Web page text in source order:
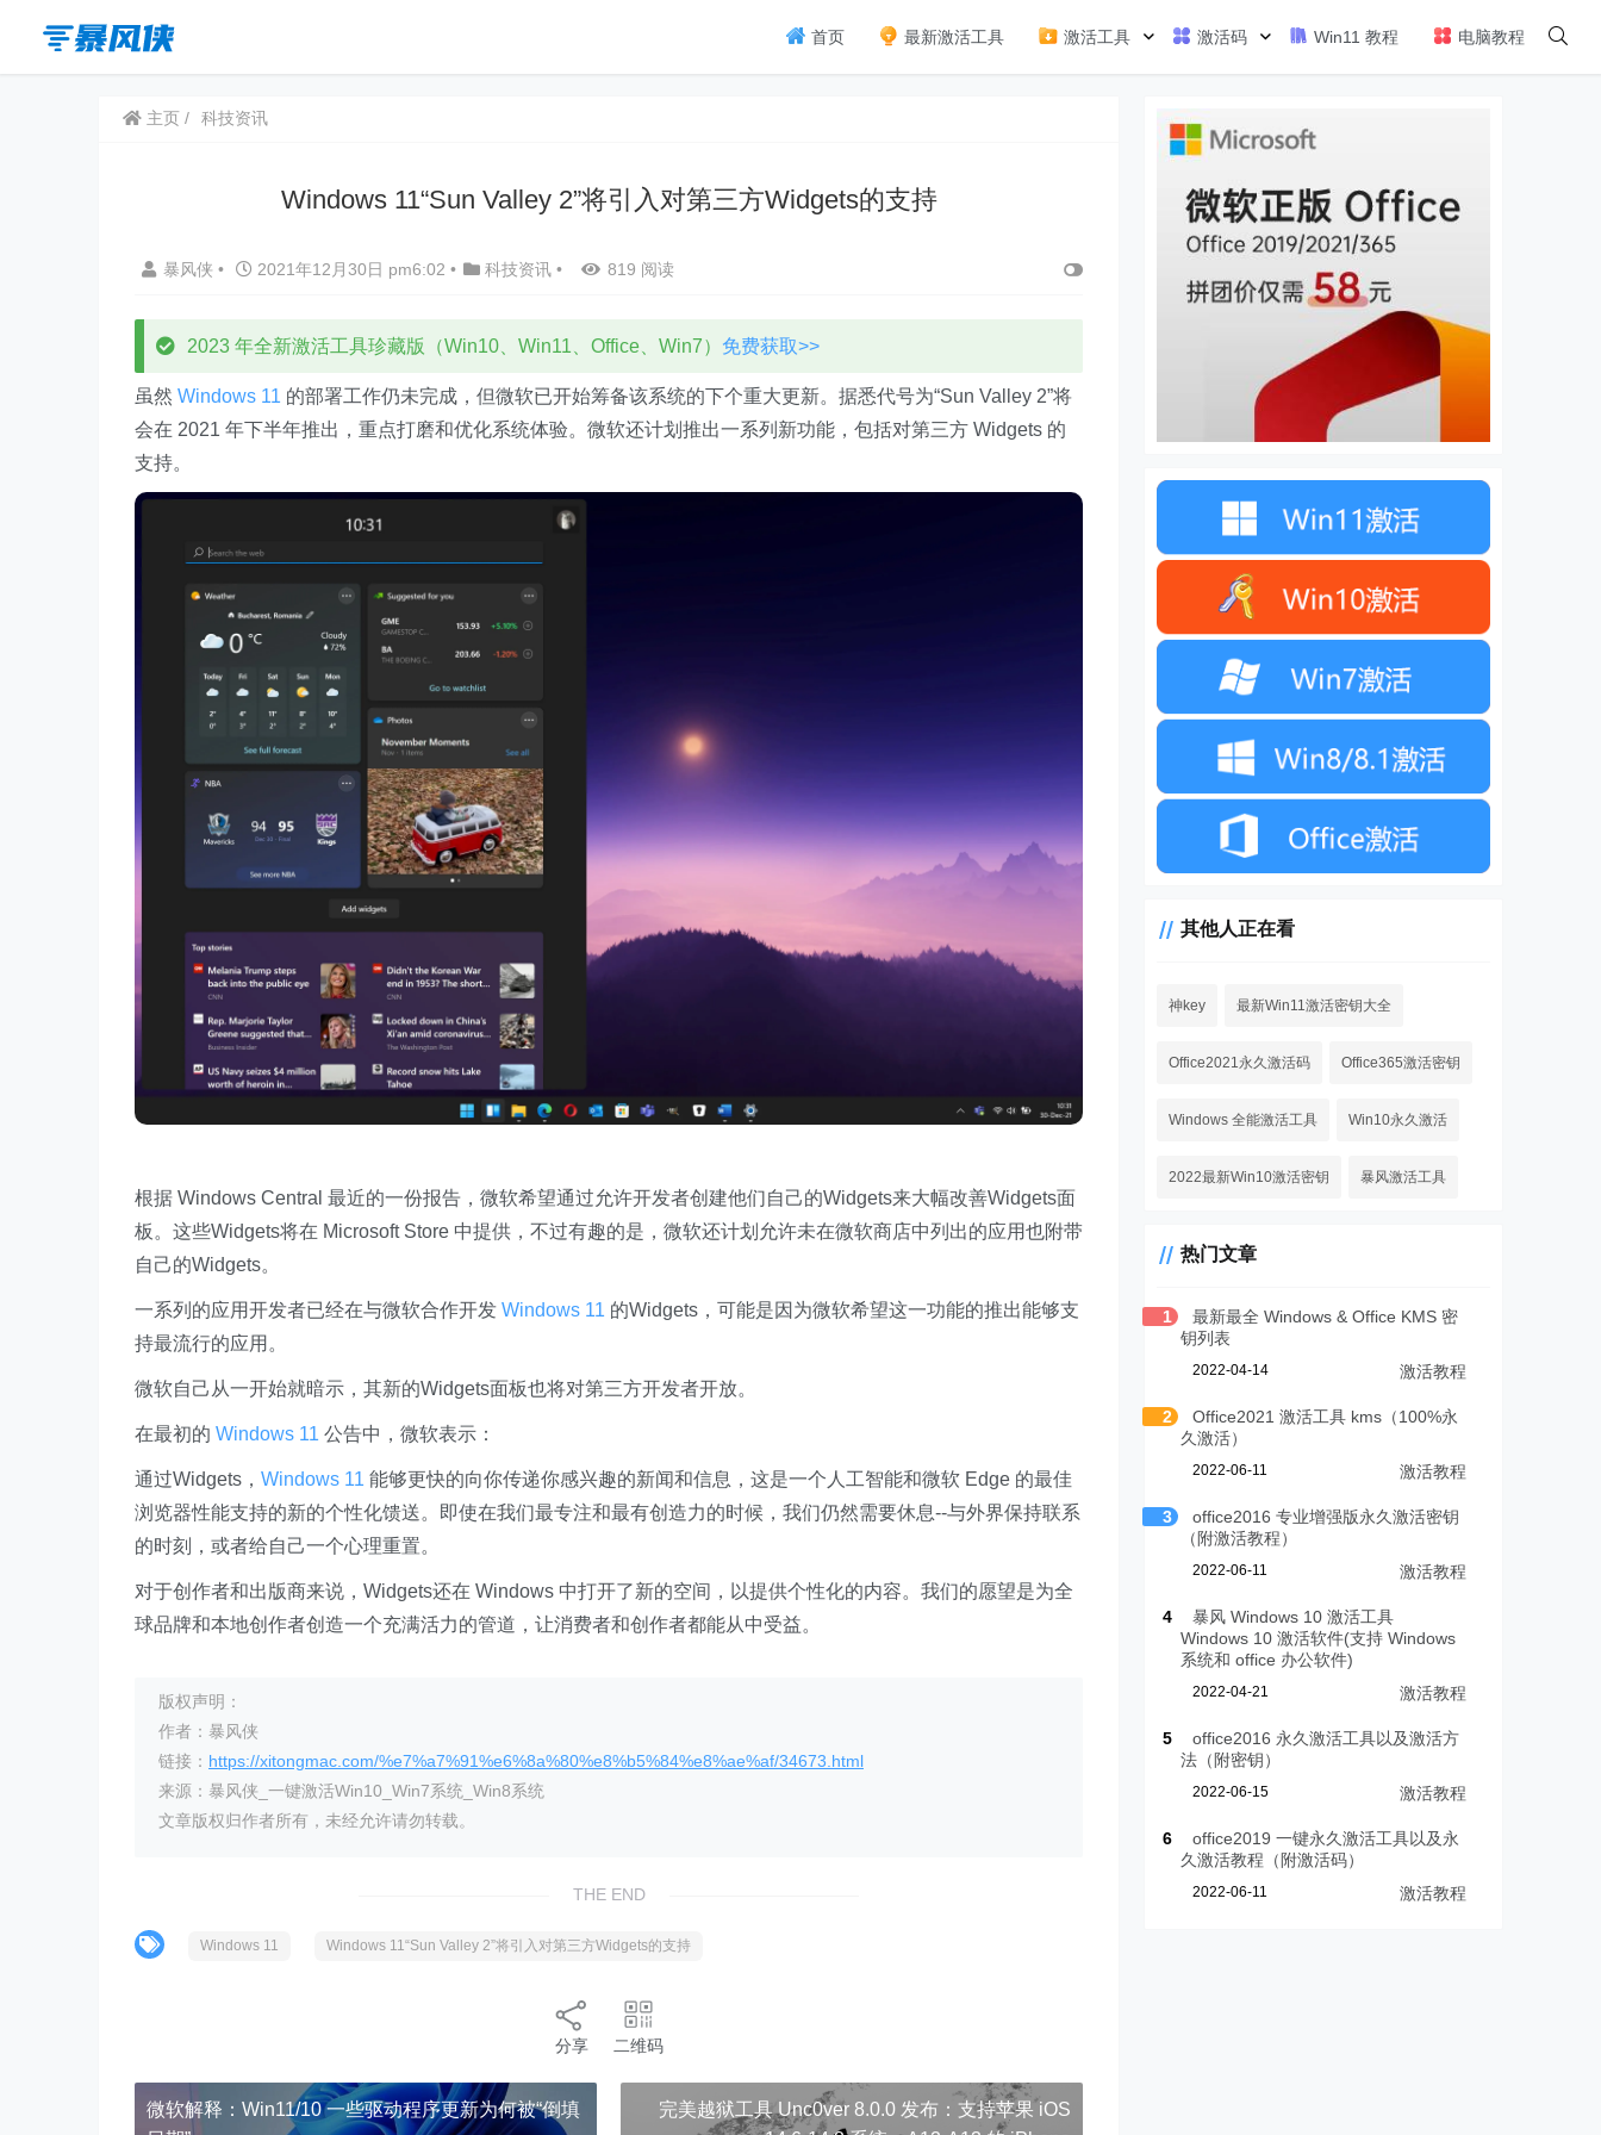
首页 最新激活工具 激活工具 激活码 Win11 教程 电脑教程
主页 科技资讯
Windows 11“Sun Valley 2”将引入对第三方Widgets的支持
暴风侠 • 2021年12月30日 pm6:02 • 科技资讯 • 819 阅读
2023 年全新激活工具珍藏版（Win10、Win11、Office、Win7） 免费获取>>
虽然 Windows 11 的部署工作仍未完成，但微软已开始筹备该系统的下个重大更新。据悉代号为“Sun Valley 2”将
会在 2021 年下半年推出，重点打磨和优化系统体验。微软还计划推出一系列新功能，包括对第三方 Widgets 的
支持。
根据 Windows Central 最近的一份报告，微软希望通过允许开发者创建他们自己的Widgets来大幅改善Widgets面
板。这些Widgets将在 Microsoft Store 中提供，不过有趣的是，微软还计划允许未在微软商店中列出的应用也附带
自己的Widgets。
一系列的应用开发者已经在与微软合作开发 Windows 11 的Widgets，可能是因为微软希望这一功能的推出能够支
持最流行的应用。
微软自己从一开始就暗示，其新的Widgets面板也将对第三方开发者开放。
在最初的 Windows 11 公告中，微软表示：
通过Widgets， Windows 11 能够更快的向你传递你感兴趣的新闻和信息，这是一个人工智能和微软 Edge 的最佳
浏览器性能支持的新的个性化馈送。即使在我们最专注和最有创造力的时候，我们仍然需要休息--与外界保持联系
的时刻，或者给自己一个心理重置。
对于创作者和出版商来说，Widgets还在 Windows 中打开了新的空间，以提供个性化的内容。我们的愿望是为全
球品牌和本地创作者创造一个充满活力的管道，让消费者和创作者都能从中受益。
版权声明：
作者：暴风侠
链接： https://xitongmac.com/%e7%a7%91%e6%8a%80%e8%b5%84%e8%ae%af/34673.html
来源：暴风侠_一键激活Win10_Win7系统_Win8系统
文章版权归作者所有，未经允许请勿转载。
THE END
Windows 11 Windows 11“Sun Valley 2”将引入对第三方Widgets的支持
分享 二维码
微软解释：Win11/10 一些驱动程序更新为何被“倒填
完美越狱工具 Unc0ver 8.0.0 发布：支持苹果 iOS
其他人正在看
神key 最新Win11激活密钥大全
Office2021永久激活码 Office365激活密钥
Windows 全能激活工具 Win10永久激活
2022最新Win10激活密钥 暴风激活工具
热门文章
1
最新最全 Windows & Office KMS 密
钥列表
2022-04-14 激活教程
2
Office2021 激活工具 kms（100%永
久激活）
2022-06-11 激活教程
3
office2016 专业增强版永久激活密钥
（附激活教程）
2022-06-11 激活教程
4
暴风 Windows 10 激活工具
Windows 10 激活软件(支持 Windows
系统和 office 办公软件)
2022-04-21 激活教程
5
office2016 永久激活工具以及激活方
法（附密钥）
2022-06-15 激活教程
6
office2019 一键永久激活工具以及永
久激活教程（附激活码）
2022-06-11 激活教程